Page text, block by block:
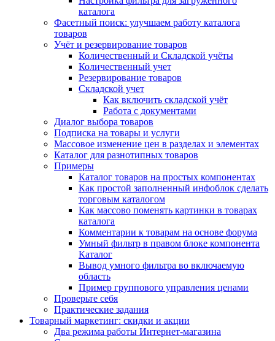
каталога
Фасетный поиск: улучшаем работу каталога
товаров
Учёт и резервирование товаров
Количественный и Складской учёты
Количественный учет
Резервирование товаров
Складской учет
Как включить складской учёт
Работа с документами
Диалог выбора товаров
Подписка на товары и услуги
Массовое изменение цен в разделах и элементах
Каталог для разнотипных товаров
Примеры
Каталог товаров на простых компонентах
Как простой заполненный инфоблок сделать
торговым каталогом
Как массово поменять картинки в товарах
каталога
Комментарии к товарам на основе форума
Умный фильтр в правом блоке компонента
Каталог
Вывод умного фильтра во включаемую
область
Пример группового управления ценами
Проверьте себя
Практические задания
Товарный маркетинг: скидки и акции
Два режима работы Интернет-магазина